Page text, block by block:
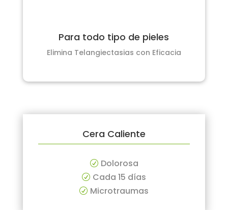
Para todo tipo de pieles
Elimina Telangiectasias con Eficacia
Cera Caliente
R Dolorosa
R Cada 15 días
R Microtraumas